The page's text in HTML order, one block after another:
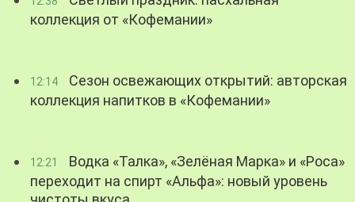
коллекция от «Кофемании»
12:14
Сезон освежающих открытий: авторская
коллекция напитков в «Кофемании»
12:21
Водка «Талка», «Зелёная Марка» и «Роса»
переходит на спирт «Альфа»: новый уровень